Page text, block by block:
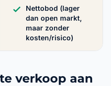
Nettobod (lager
dan open markt,
maar zonder
kosten/risico)
verkoop aan